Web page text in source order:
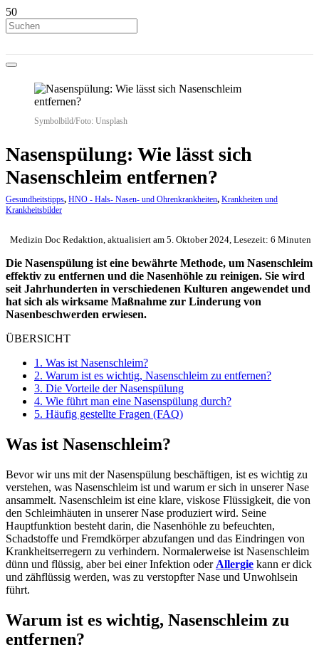
Symbolbild/Foto: Unsplash
Nasenspülung: Wie lässt sich
Nasenschleim entfernen?
Gesundheitstipps, HNO - Hals- Nasen- und Ohrenkrankheiten, Krankheiten und
Krankheitsbilder
Medizin Doc Redaktion, aktualisiert am 5. Oktober 2024, Lesezeit: 6 Minuten
Die Nasenspülung ist eine bewährte Methode, um Nasenschleim
effektiv zu entfernen und die Nasenhöhle zu reinigen. Sie wird
seit Jahrhunderten in verschiedenen Kulturen angewendet und
hat sich als wirksame Maßnahme zur Linderung von
Nasenbeschwerden erwiesen.
ÜBERSICHT
1. Was ist Nasenschleim?
2. Warum ist es wichtig, Nasenschleim zu entfernen?
3. Die Vorteile der Nasenspülung
4. Wie führt man eine Nasenspülung durch?
5. Häufig gestellte Fragen (FAQ)
Was ist Nasenschleim?
Bevor wir uns mit der Nasenspülung beschäftigen, ist es wichtig zu
verstehen, was Nasenschleim ist und warum er sich in unserer Nase
ansammelt. Nasenschleim ist eine klare, viskose Flüssigkeit, die von
den Schleimhäuten in unserer Nase produziert wird. Seine
Hauptfunktion besteht darin, die Nasenhöhle zu befeuchten,
Schadstoffe und Fremdkörper abzufangen und das Eindringen von
Krankheitserregern zu verhindern. Normalerweise ist Nasenschleim
dünn und flüssig, aber bei einer Infektion oder Allergie kann er dick
und zähflüssig werden, was zu verstopfter Nase und Unwohlsein
führt.
Warum ist es wichtig, Nasenschleim zu
entfernen?